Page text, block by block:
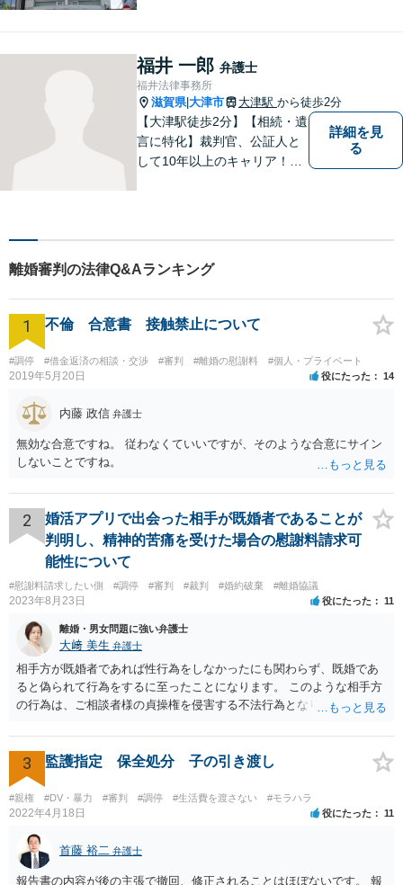
福井 一郎 弁護士
福井法律事務所
滋賀県|大津市 大津駅 から徒歩2分
【大津駅徒歩2分】【相続・遺
言に特化】裁判官、公証人と
して10年以上のキャリア！親
抱えるお気持ちやご希望をぜ
ひお聞かせください！
詳細を見
る
離婚審判の法律Q&Aランキング
1 不倫 合意書 接触禁止について
#調停 #借金返済の相談・交渉 #審判 #離婚の慰謝料 #個人・プライベート
2019年5月20日 役にたった 14
内藤 政信 弁護士
無効な合意ですね。 従わなくていいですが、そのような合意にサイン
しないことですね。
2
婚活アプリで出会った相手が既婚者であることが
判明し、精神的苦痛を受けた場合の慰謝料請求可
能性について
#慰謝料請求したい側 #調停 #審判 #裁判 #婚約破棄 #離婚協議
2023年8月23日 役にたった 11
離婚・男女問題に強い弁護士
大﨑 美生 弁護士
相手方が既婚者であれば性行為をしなかったにも関わらず、既婚であ
ると偽られて行為をするに至ったことになります。 このような相手方
の行為は、ご相談者様の貞操権を侵害する不法行為となりますので、
ませんが、上記は性行為があったことを前提としています） 弁護士に
依頼されると、相手方の住民票を取得することができます。 請求する
慰謝料の額含め、一度弁護士にご相談されると良いと思います。
3 監護指定 保全処分 子の引き渡し
#親権 #DV・暴力 #審判 #調停 #生活費を渡さない #モラハラ
2022年4月18日 役にたった 11
首藤 裕二 弁護士
報告書の内容が後の主張で撤回、修正されることはほぼないです。 報